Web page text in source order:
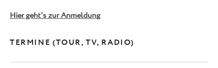
Hier geht’s zur Anmeldung
TERMINE (TOUR, TV, RADIO)